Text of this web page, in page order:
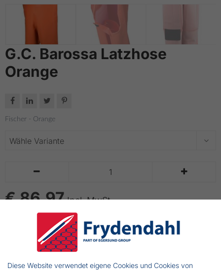
G.C. Barossa Latzhose
Orange
   
Fischer - Orange
 
€ 86.97 Incl. MwSt
IN DEN WARENKORB LEGEN
bis zu 14 Tage Lieferzeit
Diese Website verwendet eigene Cookies und Cookies von